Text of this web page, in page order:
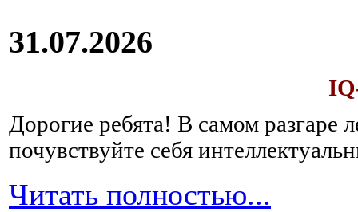
31.07.2026
Дорогие ребята! В самом разгаре
почувствуйте себя
Читать полностью...